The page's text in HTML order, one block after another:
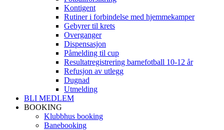
Kontigent
Rutiner i forbindelse med hjemmekamper
Gebyrer til krets
Overganger
Dispensasjon
Påmelding til cup
Resultatregistrering barnefotball 10-12 år
Refusjon av utlegg
Dugnad
Utmelding
BLI MEDLEM
BOOKING
Klubbhus booking
Banebooking